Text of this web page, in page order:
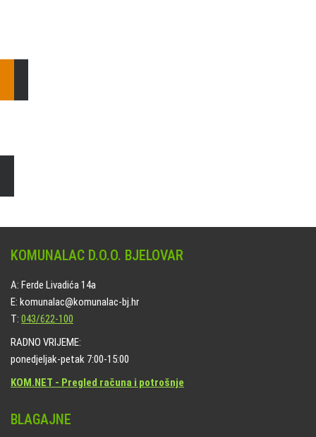
KOMUNALAC D.O.O. BJELOVAR
A: Ferde Livadića 14a
E: komunalac@komunalac-bj.hr
T: 043/622-100
RADNO VRIJEME:
ponedjeljak-petak 7:00-15:00
KOM.NET - Pregled računa i potrošnje
BLAGAJNE